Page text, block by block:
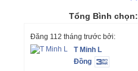
Tổng Bình chọn:
Đăng 112 tháng trước bởi:
T Minh L
Đồng